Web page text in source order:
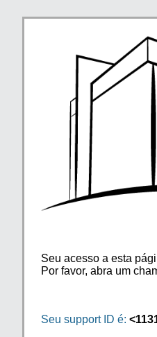
Seu acesso a esta
Por favor, abra um
Seu support ID é: